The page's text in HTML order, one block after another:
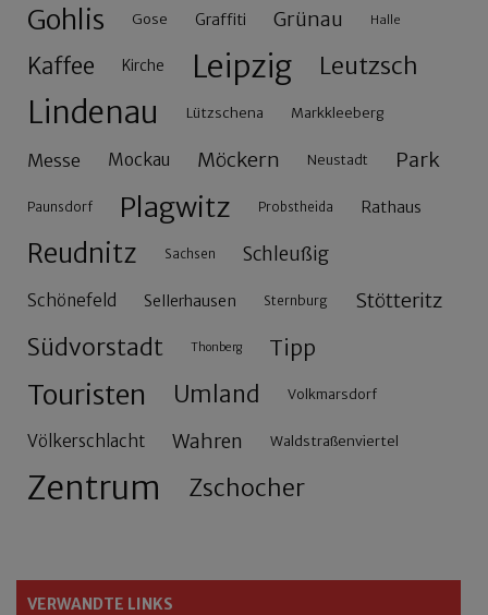
Gohlis Gose Graffiti Grünau Halle
Kaffee Kirche Leipzig Leutzsch
Lindenau Lützschena Markkleeberg
Messe Mockau Möckern Neustadt Park
Paunsdorf Plagwitz Probstheida Rathaus
Reudnitz Sachsen Schleußig
Schönefeld Sellerhausen Sternburg Stötteritz
Südvorstadt Thonberg Tipp
Touristen Umland Volkmarsdorf
Völkerschlacht Wahren Waldstraßenviertel
Zentrum Zschocher
VERWANDTE LINKS